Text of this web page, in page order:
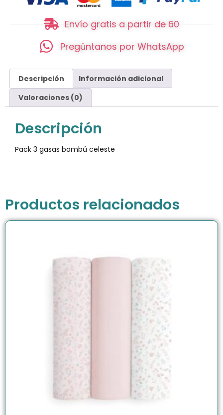
Envío gratis a partir de 60
Pregúntanos por WhatsApp
Descripción
Información adicional
Valoraciones (0)
Descripción
Pack 3 gasas bambú celeste
Productos relacionados